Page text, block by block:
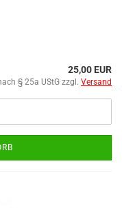
25,00 EUR
§ 25a UStG zzgl. Versand